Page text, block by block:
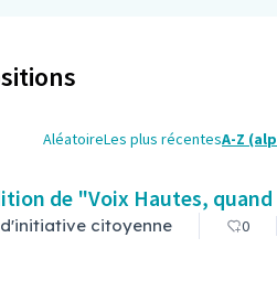
AléatoireLes plus récentesA-Z
de "Voix Hautes,
citoyenne 0